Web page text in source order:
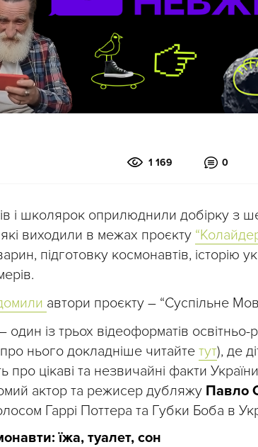
1 169 0
і школярок оприлюднили добірку з
виходили в межах проєкту
підготовку космонавтів, історію
автори проєкту – “Суспільне
один із трьох відеоформатів
нього докладніше читайте тут), де
про цікаві та незвичайні факти
актор та режисер дубляжу Павло
Гаррі Поттера та Губки Боба в
їжа, туалет, сон